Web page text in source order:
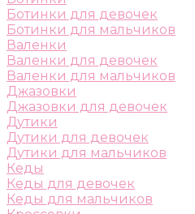
Ботинки для девочек
Ботинки для мальчиков
Валенки
Валенки для девочек
Валенки для мальчиков
Джазовки
Джазовки для девочек
Дутики
Дутики для девочек
Дутики для мальчиков
Кеды
Кеды для девочек
Кеды для мальчиков